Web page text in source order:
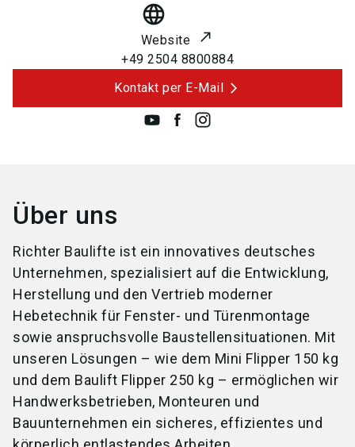
language
Website
+49 2504 8800884
Kontakt per E-Mail
Über uns
Richter Baulifte ist ein innovatives deutsches
Unternehmen, spezialisiert auf die Entwicklung,
Herstellung und den Vertrieb moderner
Hebetechnik für Fenster- und Türenmontage
sowie anspruchsvolle Baustellensituationen. Mit
unseren Lösungen – wie dem Mini Flipper 150 kg
und dem Baulift Flipper 250 kg – ermöglichen wir
Handwerksbetrieben, Monteuren und
Bauunternehmen ein sicheres, effizientes und